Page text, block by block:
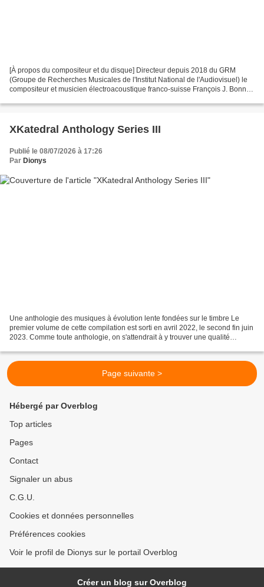
[À propos du compositeur et du disque] Directeur depuis 2018 du GRM
(Groupe de Recherches Musicales de l'Institut National de l'Audiovisuel) le
compositeur et musicien électroacoustique franco-suisse François J. Bonnet
XKatedral Anthology Series III
Publié le 08/07/2026 à 17:26
Par Dionys
Une anthologie des musiques à évolution lente fondées sur le timbre Le
premier volume de cette compilation est sorti en avril 2022, le second fin juin
2023. Comme toute anthologie, on s'attendrait à y trouver une qualité
Page suivante >
Hébergé par Overblog
Top articles
Pages
Contact
Signaler un abus
C.G.U.
Cookies et données personnelles
Préférences cookies
Voir le profil de Dionys sur le portail Overblog
Créer un blog sur Overblog